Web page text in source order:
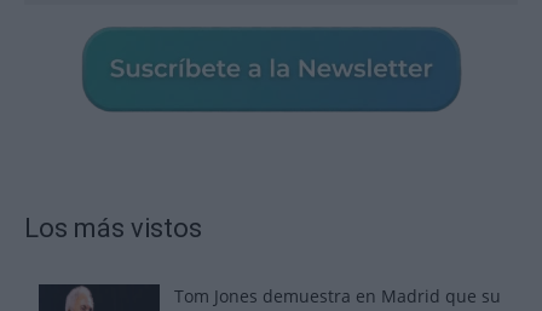
Los más vistos
Tom Jones demuestra en Madrid que su